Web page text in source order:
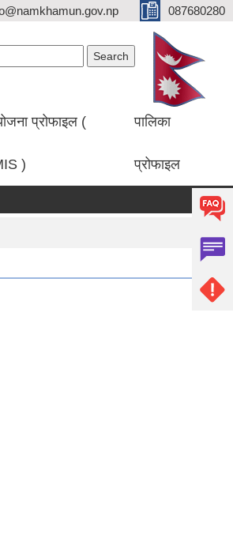
087680280
प्रोफाइल (
)
पालिका
प्रोफाइल
प्रथम पटक सूचना प्रकाशित गरिएको बारे।